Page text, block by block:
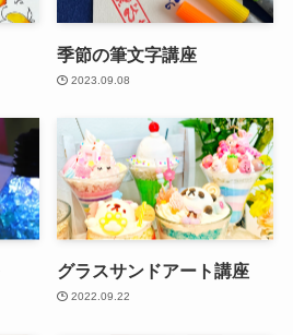
季節の筆文字講座
2023.09.08
グラスサンドアート講座
2022.09.22